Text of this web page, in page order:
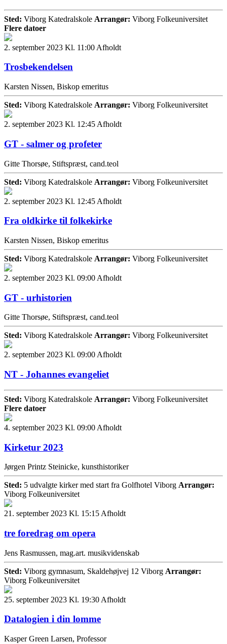
Sted: Viborg Katedralskole Arrangør: Viborg Folkeuniversitet
Flere datoer
2. september 2023 Kl. 11:00 Afholdt
Trosbekendelsen
Karsten Nissen, Biskop emeritus
Sted: Viborg Katedralskole Arrangør: Viborg Folkeuniversitet
2. september 2023 Kl. 12:45 Afholdt
GT - salmer og profeter
Gitte Thorsøe, Stiftspræst, cand.teol
Sted: Viborg Katedralskole Arrangør: Viborg Folkeuniversitet
2. september 2023 Kl. 12:45 Afholdt
Fra oldkirke til folkekirke
Karsten Nissen, Biskop emeritus
Sted: Viborg Katedralskole Arrangør: Viborg Folkeuniversitet
2. september 2023 Kl. 09:00 Afholdt
GT - urhistorien
Gitte Thorsøe, Stiftspræst, cand.teol
Sted: Viborg Katedralskole Arrangør: Viborg Folkeuniversitet
2. september 2023 Kl. 09:00Afholdt
NT - Johannes evangeliet
Sted: Viborg Katedralskole Arrangør: Viborg Folkeuniversitet
Flere datoer
4. september 2023 Kl. 09:00 Afholdt
Kirketur 2023
Jørgen Printz Steinicke, kunsthistoriker
Sted: 5 udvalgte kirker med start fra Golfhotel Viborg Arrangør:
Viborg Folkeuniversitet
21. september 2023 Kl. 15:15 Afholdt
tre foredrag om opera
Jens Rasmussen, mag.art. musikvidenskab
Sted: Viborg gymnasum, Skaldehøjvej 12 Viborg Arrangør:
Viborg Folkeuniversitet
25. september 2023 Kl. 19:30 Afholdt
Datalogien i din lomme
Kasper Green Larsen, Professor